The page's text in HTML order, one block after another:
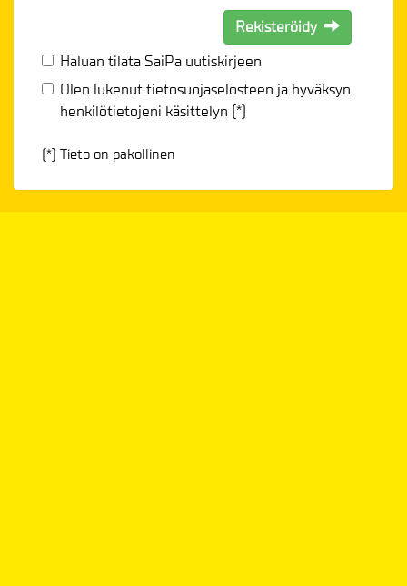
Rekisteröidy
Haluan tilata SaiPa uutiskirjeen
Olen lukenuttietosuojaselosteen ja hyväksyn
henkilötietojeni käsittelyn (*)
(*) Tieto on pakollinen